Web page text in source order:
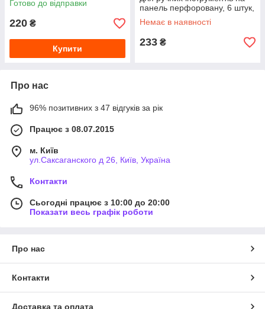
AKCPLTWPZ6AK6PG001
Готово до відправки
220 ₴
Купити
панель перфоровану, 6 штук,
AKCPLTWPZ5UN6PG001
Немає в наявності
233 ₴
Про нас
96% позитивних з 47 відгуків за рік
Працює з 08.07.2015
м. Київ
ул.Саксаганского д 26, Київ, Україна
Контакти
Сьогодні працює з 10:00 до 20:00
Показати весь графік роботи
Про нас
Контакти
Доставка та оплата